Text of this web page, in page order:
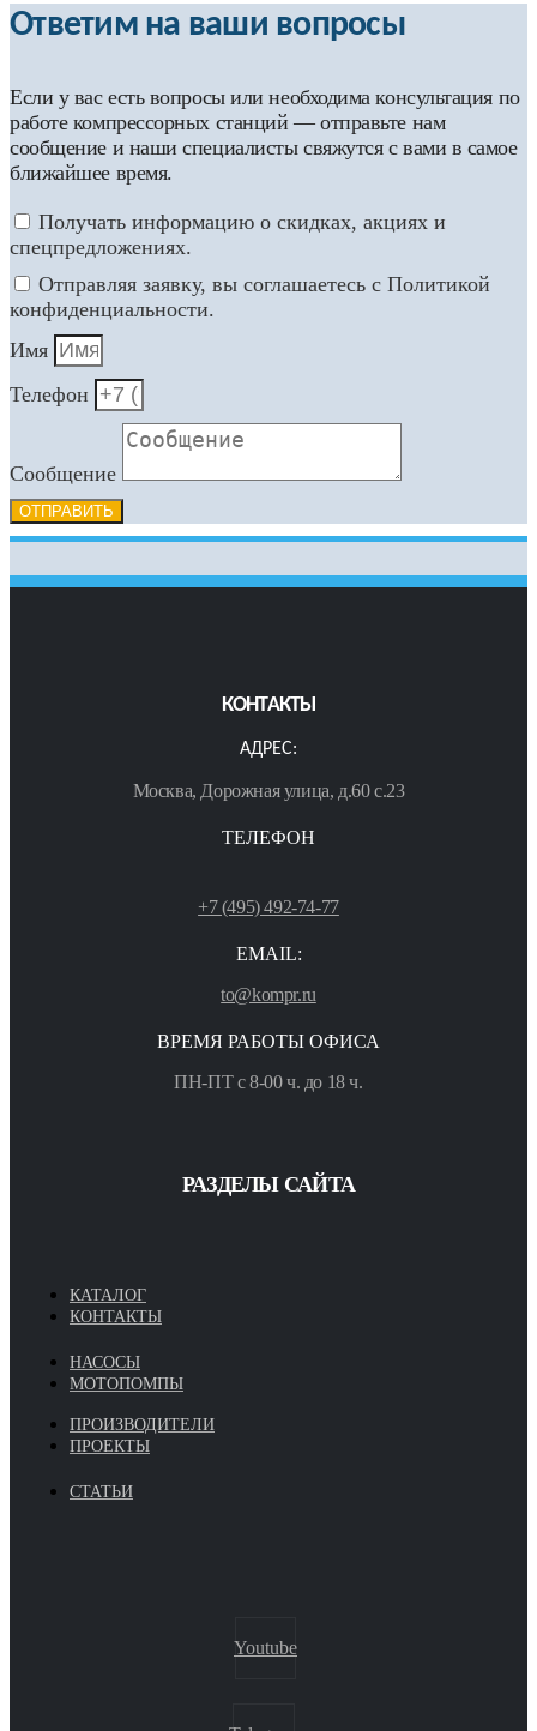
Ответим на ваши вопросы
Если у вас есть вопросы или необходима консультация по
работе компрессорных станций — отправьте нам
сообщение и наши специалисты свяжутся с вами в самое
ближайшее время.
Получать информацию о скидках, акциях и
спецпредложениях.
Отправляя заявку, вы соглашаетесь с Политикой
конфиденциальности.
Имя
Телефон
Сообщение
ОТПРАВИТЬ
КОНТАКТЫ
АДРЕС:
Москва, Дорожная улица, д.60 с.23
ТЕЛЕФОН
+7 (495) 492-74-77
EMAIL:
to@kompr.ru
ВРЕМЯ РАБОТЫ ОФИСА
ПН-ПТ с 8-00 ч. до 18 ч.
РАЗДЕЛЫ САЙТА
КАТАЛОГ
КОНТАКТЫ
НАСОСЫ
МОТОПОМПЫ
ПРОИЗВОДИТЕЛИ
ПРОЕКТЫ
СТАТЬИ
Youtube